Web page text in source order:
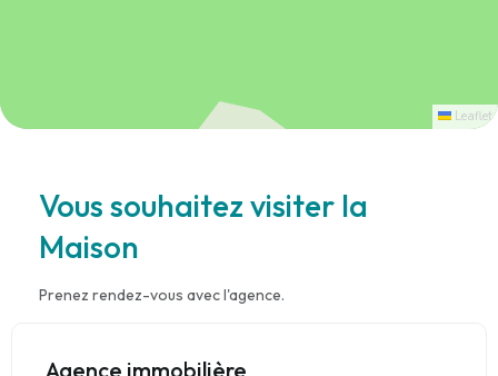
Leaflet
Vous souhaitez visiter la
Maison
Prenez rendez-vous avec l'agence.
Agence immobilière